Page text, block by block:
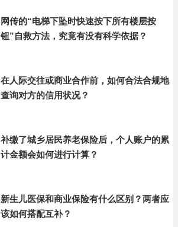
网传的“电梯下坠时快速按下所有楼层按
钮”自救方法，究竟有没有科学依据？
在人际交往或商业合作前，如何合法合规地
查询对方的信用状况？
补缴了城乡居民养老保险后，个人账户的累
计金额会如何进行计算？
新生儿医保和商业保险有什么区别？两者应
该如何搭配互补？